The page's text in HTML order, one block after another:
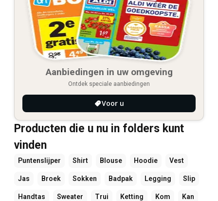
Aanbiedingen in uw omgeving
Ontdek speciale aanbiedingen
Voor u
Producten die u nu in folders kunt
vinden
Puntenslijper Shirt Blouse Hoodie Vest
Jas Broek Sokken Badpak Legging Slip
Handtas Sweater Trui Ketting Kom Kan